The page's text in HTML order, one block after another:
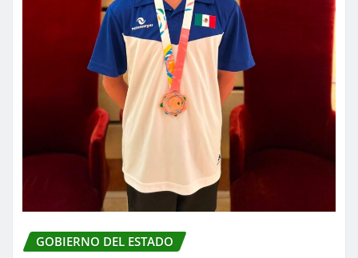
GOBIERNO DEL ESTADO